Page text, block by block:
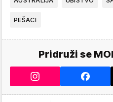
PEŠACI
Pridruži se